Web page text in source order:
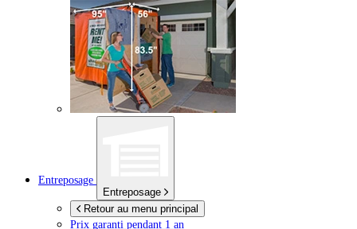
Entreposage
Entreposage
Retour au menu principal
Prix garanti pendant 1 an